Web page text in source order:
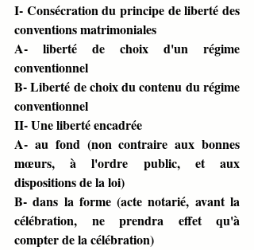
I- Consécration du principe de liberté des
conventions matrimoniales
A- liberté de choix d'un régime
conventionnel
B- Liberté de choix du contenu du régime
conventionnel
II- Une liberté encadrée
A- au fond (non contraire aux bonnes
mœurs, à l'ordre public, et aux
dispositions de la loi)
B- dans la forme (acte notarié, avant la
célébration, ne prendra effet qu'à
compter de la célébration)